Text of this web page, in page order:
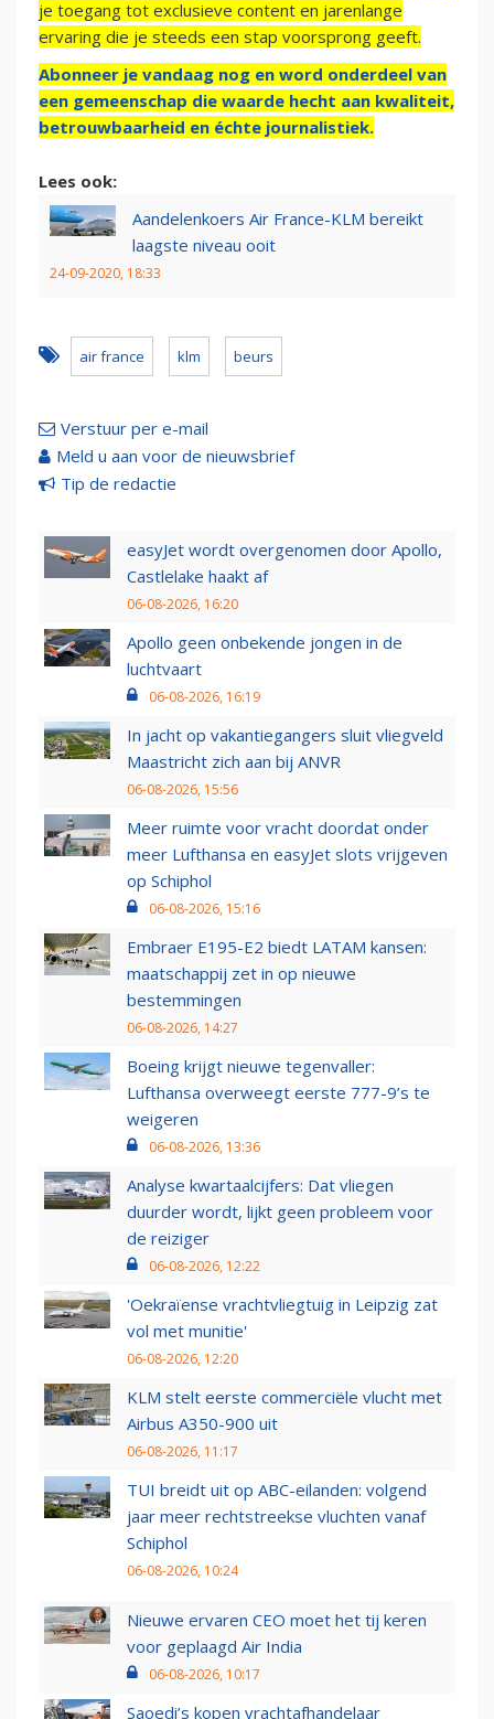
je toegang tot exclusieve content en jarenlange
ervaring die je steeds een stap voorsprong geeft.
Abonneer je vandaag nog en word onderdeel van
een gemeenschap die waarde hecht aan kwaliteit,
betrouwbaarheid en échte journalistiek.
Lees ook:
Aandelenkoers Air France-KLM bereikt
laagste niveau ooit
24-09-2020, 18:33
air france klm beurs
Verstuur per e-mail
Meld u aan voor de nieuwsbrief
Tip de redactie
easyJet wordt overgenomen door Apollo,
Castlelake haakt af
06-08-2026, 16:20
Apollo geen onbekende jongen in de
luchtvaart
06-08-2026, 16:19
In jacht op vakantiegangers sluit vliegveld
Maastricht zich aan bij ANVR
06-08-2026, 15:56
Meer ruimte voor vracht doordat onder
meer Lufthansa en easyJet slots vrijgeven
op Schiphol
06-08-2026, 15:16
Embraer E195-E2 biedt LATAM kansen:
maatschappij zet in op nieuwe
bestemmingen
06-08-2026, 14:27
Boeing krijgt nieuwe tegenvaller:
Lufthansa overweegt eerste 777-9’s te
weigeren
06-08-2026, 13:36
Analyse kwartaalcijfers: Dat vliegen
duurder wordt, lijkt geen probleem voor
de reiziger
06-08-2026, 12:22
'Oekraïense vrachtvliegtuig in Leipzig zat
vol met munitie'
06-08-2026, 12:20
KLM stelt eerste commerciële vlucht met
Airbus A350-900 uit
06-08-2026, 11:17
TUI breidt uit op ABC-eilanden: volgend
jaar meer rechtstreekse vluchten vanaf
Schiphol
06-08-2026, 10:24
Nieuwe ervaren CEO moet het tij keren
voor geplaagd Air India
06-08-2026, 10:17
Saoedi’s kopen vrachtafhandelaar